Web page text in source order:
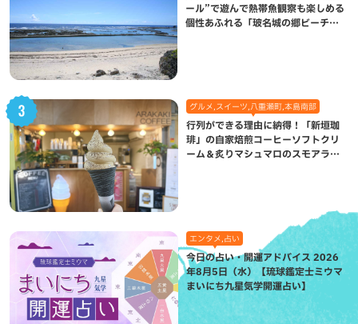
ール”で遊んで熱帯魚観察も楽しめる
個性あふれる「玻名城の郷ビーチ」
グルメ,スイーツ,八重瀬町,本島南部
行列ができる理由に納得！「新垣珈
琲」の自家焙煎コーヒーソフトクリ
ーム＆炙りマシュマロのスモアラテ
エンタメ,占い
今日の占い・開運アドバイス 2026
年8月5日（水）【琉球鑑定士ミウマ
まいにち九星気学開運占い】